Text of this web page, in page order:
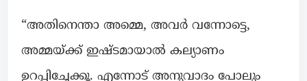
“അതിനെന്താ അമ്മെ, അവർ വന്നോട്ടെ,
അമ്മയ്ക്ക് ഇഷ്ടമായാൽ കല്യാണം
ഉറപ്പിച്ചേക്കൂ. എന്നോട് അനുവാദം പോലും